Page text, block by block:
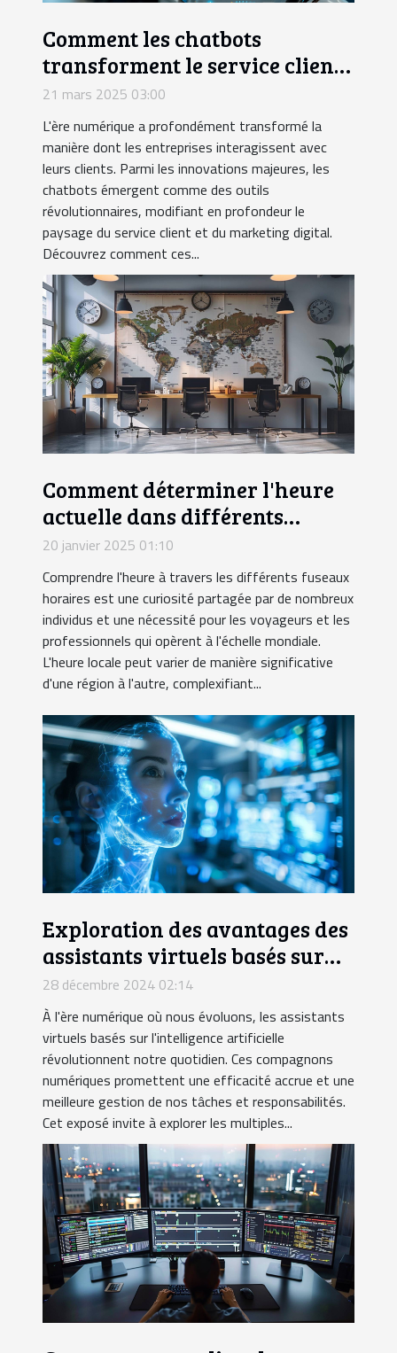
Comment les chatbots
transforment le service client
et le marketing digital
21 mars 2025 03:00
L'ère numérique a profondément transformé la
manière dont les entreprises interagissent avec
leurs clients. Parmi les innovations majeures, les
chatbots émergent comme des outils
révolutionnaires, modifiant en profondeur le
paysage du service client et du marketing digital.
Découvrez comment ces...
Comment déterminer l'heure
actuelle dans différents
fuseaux horaires
20 janvier 2025 01:10
Comprendre l'heure à travers les différents fuseaux
horaires est une curiosité partagée par de nombreux
individus et une nécessité pour les voyageurs et les
professionnels qui opèrent à l'échelle mondiale.
L'heure locale peut varier de manière significative
d'une région à l'autre, complexifiant...
Exploration des avantages des
assistants virtuels basés sur
l'IA
28 décembre 2024 02:14
À l'ère numérique où nous évoluons, les assistants
virtuels basés sur l'intelligence artificielle
révolutionnent notre quotidien. Ces compagnons
numériques promettent une efficacité accrue et une
meilleure gestion de nos tâches et responsabilités.
Cet exposé invite à explorer les multiples...